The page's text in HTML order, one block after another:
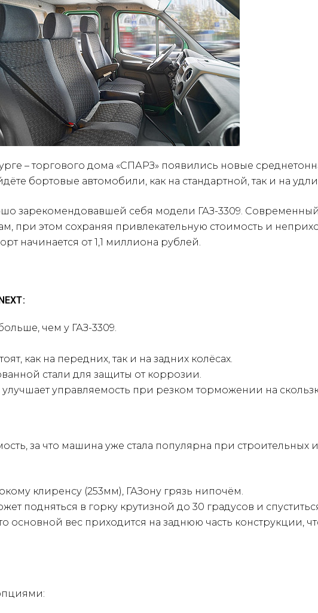
– торгового дома «СПАРЗ» появились новые
бортовые автомобили, как на стандартной, так и на
зарекомендовавшей себя модели ГАЗ-3309.
при этом сохраняя привлекательную стоимость и
начинается от 1,1 миллиона рублей.
чем у ГАЗ-3309.
как на передних, так и на задних колёсах.
стали для защиты от коррозии.
управляемость при резком торможении на
за что машина уже стала популярна при
клиренсу (253мм), ГАЗону грязь нипочём.
подняться в горку крутизной до 30 градусов и
основной вес приходится на заднюю часть конструкции,